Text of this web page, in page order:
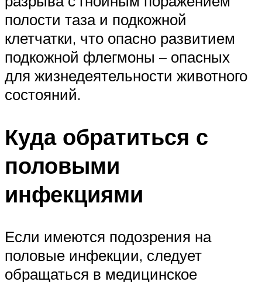
полости таза и подкожной
клетчатки, что опасно развитием
подкожной флегмоны – опасных
для жизнедеятельности животного
состояний.
Куда обратиться с
половыми
инфекциями
Если имеются подозрения на
половые инфекции, следует
обращаться в медицинское